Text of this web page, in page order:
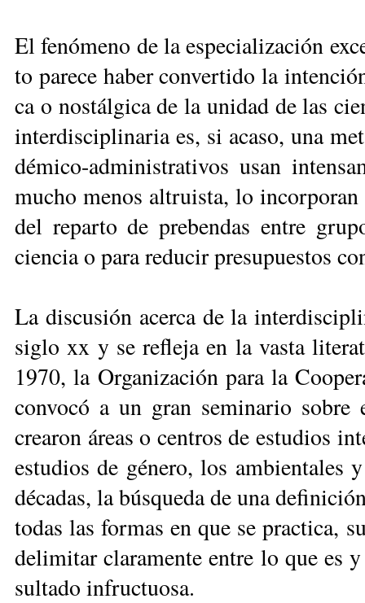
El fe­nó­me­no de la es­pe­cia­li­za­ción
to pa­re­ce ha­ber con­ver­ti­do la
ca o nos­tál­gi­ca de la uni­dad de las
in­ter­dis­ci­pli­na­ria es, si aca­so, una
dé­mi­co-ad­mi­nis­tra­ti­vos usan
mu­cho me­nos al­truis­ta, lo
del re­par­to de pre­ben­das en­tre
cien­cia o pa­ra re­du­cir pre­su­pues­tos
La dis­cu­sión acer­ca de la
si­glo xx y se re­fle­ja en la vas­ta
1970, la Or­ga­ni­za­ción pa­ra la
con­vo­có a un gran se­mi­na­rio
crea­ron áreas o cen­tros de es­tu­dios
es­tu­dios de gé­ne­ro, los am­bien­ta­les
dé­ca­das, la bús­que­da de una
to­das las for­mas en que se prac­ti­ca,
de­li­mi­tar cla­ra­men­te en­tre lo que es
sul­ta­do in­fruc­tuo­sa.